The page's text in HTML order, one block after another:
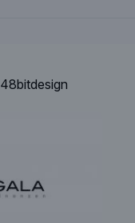
48bitdesign